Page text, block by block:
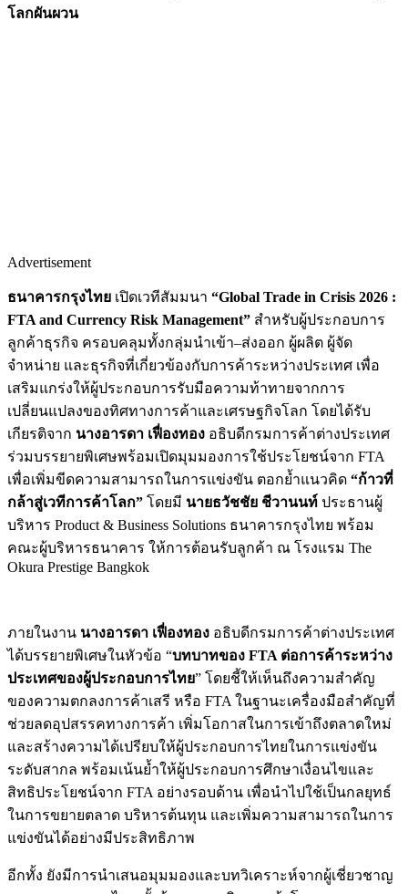
โลกผันผวน
Advertisement
ธนาคารกรุงไทย เปิดเวทีสัมมนา “Global Trade in Crisis 2026 :
FTA and Currency Risk Management” สำหรับผู้ประกอบการ
ลูกค้าธุรกิจ ครอบคลุมทั้งกลุ่มนำเข้า–ส่งออก ผู้ผลิต ผู้จัด
จำหน่าย และธุรกิจที่เกี่ยวข้องกับการค้าระหว่างประเทศ เพื่อ
เสริมแกร่งให้ผู้ประกอบการรับมือความท้าทายจากการ
เปลี่ยนแปลงของทิศทางการค้าและเศรษฐกิจโลก โดยได้รับ
เกียรติจาก นางอารดา เฟื่องทอง อธิบดีกรมการค้าต่างประเทศ
ร่วมบรรยายพิเศษพร้อมเปิดมุมมองการใช้ประโยชน์จาก FTA
เพื่อเพิ่มขีดความสามารถในการแข่งขัน ตอกย้ำแนวคิด “ก้าวที่
กล้าสู่เวทีการค้าโลก” โดยมี นายธวัชชัย ชีวานนท์ ประธานผู้
บริหาร Product & Business Solutions ธนาคารกรุงไทย พร้อม
คณะผู้บริหารธนาคาร ให้การต้อนรับลูกค้า ณ โรงแรม The
Okura Prestige Bangkok
ภายในงาน นางอารดา เฟื่องทอง อธิบดีกรมการค้าต่างประเทศ
ได้บรรยายพิเศษในหัวข้อ “บทบาทของ FTA ต่อการค้าระหว่าง
ประเทศของผู้ประกอบการไทย” โดยชี้ให้เห็นถึงความสำคัญ
ของความตกลงการค้าเสรี หรือ FTA ในฐานะเครื่องมือสำคัญที่
ช่วยลดอุปสรรคทางการค้า เพิ่มโอกาสในการเข้าถึงตลาดใหม่
และสร้างความได้เปรียบให้ผู้ประกอบการไทยในการแข่งขัน
ระดับสากล พร้อมเน้นย้ำให้ผู้ประกอบการศึกษาเงื่อนไขและ
สิทธิประโยชน์จาก FTA อย่างรอบด้าน เพื่อนำไปใช้เป็นกลยุทธ์
ในการขยายตลาด บริหารต้นทุน และเพิ่มความสามารถในการ
แข่งขันได้อย่างมีประสิทธิภาพ
อีกทั้ง ยังมีการนำเสนอมุมมองและบทวิเคราะห์จากผู้เชี่ยวชาญ